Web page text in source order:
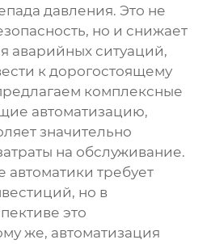
давления. Это не
но и снижает
аварийных ситуаций,
к дорогостоящему
комплексные
автоматизацию,
значительно
на обслуживание.
автоматики требует
но в
это
же, автоматизация